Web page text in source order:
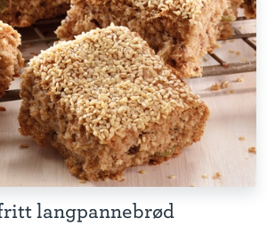
langpannebrød